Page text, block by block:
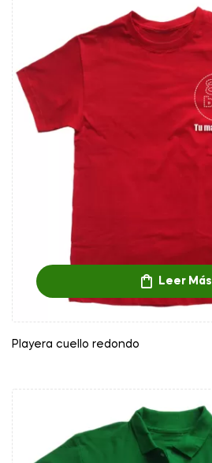
Leer Más
Playera cuello redondo